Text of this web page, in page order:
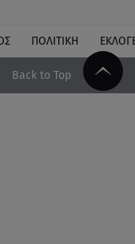
ΠΟΛΙΤΙΚΗ
Back to Top